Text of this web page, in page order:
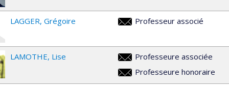
LAGGER Grégoire
Professeur associé
LAMOTHE Lise
lise.lamothe@umontreal.ca
Professeure associée
lise.lamothe@umontreal.ca
Professeure honoraire